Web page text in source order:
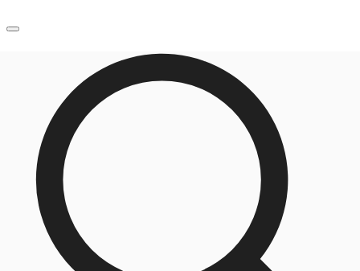
オフィス・事務所
倉庫・物流センター
地図検索
記事
仲介会社様はこちらへ
お電話